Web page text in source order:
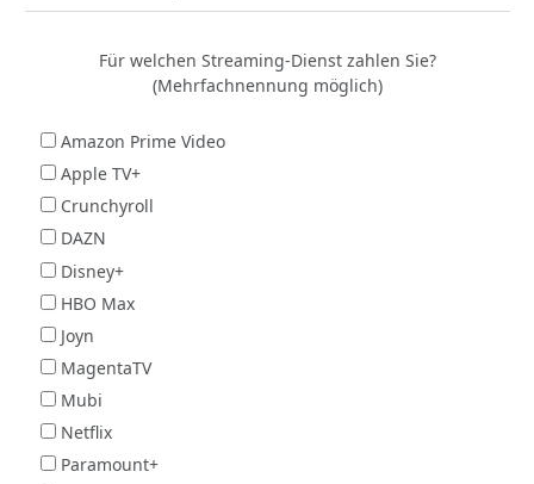
Für welchen Streaming-Dienst zahlen Sie?
(Mehrfachnennung möglich)
Amazon Prime Video
Apple TV+
Crunchyroll
DAZN
Disney+
HBO Max
Joyn
MagentaTV
Mubi
Netflix
Paramount+